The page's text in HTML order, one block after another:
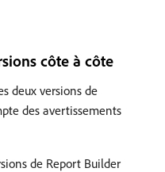
côte à côte
deux versions de
des avertissements
de Report Builder